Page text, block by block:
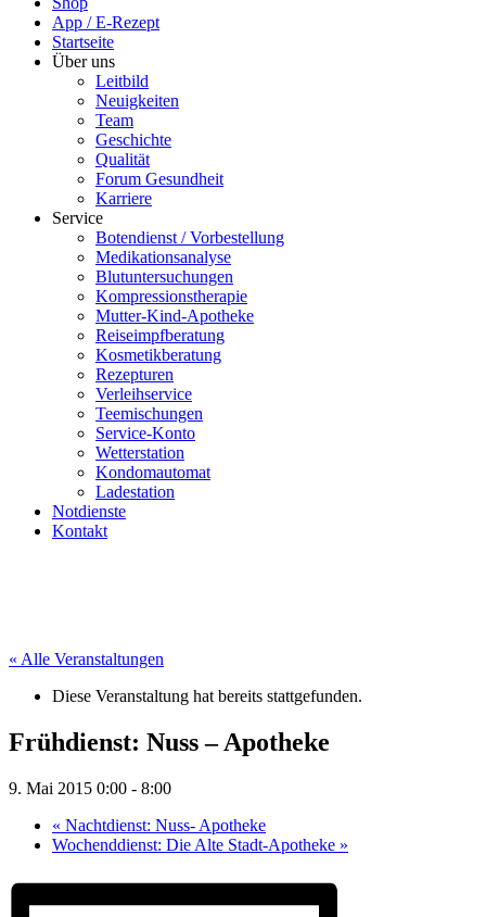
App / E-Rezept
Startseite
Über uns
Leitbild
Neuigkeiten
Team
Geschichte
Qualität
Forum Gesundheit
Karriere
Service
Botendienst / Vorbestellung
Medikationsanalyse
Blutuntersuchungen
Kompressionstherapie
Mutter-Kind-Apotheke
Reiseimpfberatung
Kosmetikberatung
Rezepturen
Verleihservice
Teemischungen
Service-Konto
Wetterstation
Kondomautomat
Ladestation
Notdienste
Kontakt
« Alle Veranstaltungen
Diese Veranstaltung hat bereits stattgefunden.
Frühdienst: Nuss – Apotheke
9. Mai 2015 0:00 - 8:00
« Nachtdienst: Nuss- Apotheke
Wochenddienst: Die Alte Stadt-Apotheke »